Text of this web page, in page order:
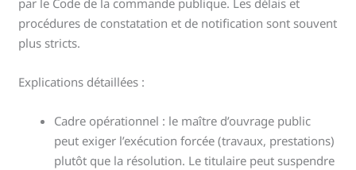
par le Code de la commande publique. Les délais et
procédures de constatation et de notification sont souvent
plus stricts.
Explications détaillées :
Cadre opérationnel : le maître d’ouvrage public
peut exiger l’exécution forcée (travaux, prestations)
plutôt que la résolution. Le titulaire peut suspendre